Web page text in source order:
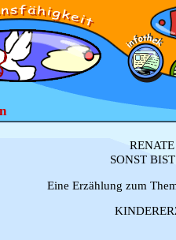
SONST
Eine Erzählung zum